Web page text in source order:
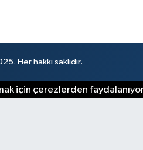
Her hakkı saklıdır.
için çerezlerden